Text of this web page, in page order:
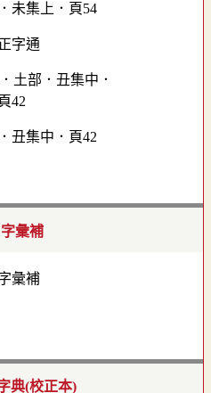
未集上．頁54
丑集中．頁42
字彙補
典(校正本)